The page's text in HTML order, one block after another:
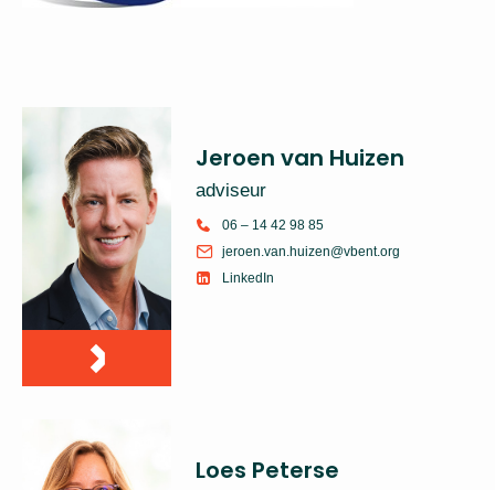
Jeroen van Huizen
adviseur
06 – 14 42 98 85
jeroen.van.huizen@vbent.org
LinkedIn
Loes Peterse